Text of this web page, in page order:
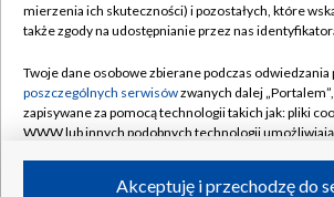
Naziemna Telewizja Cyfrowa
Rada Programowa
System NOS
Informacje o nadawcy
Pomoc
Kontakt
Kanały
mierzenia ich skuteczności) i pozostałych, które
także zgody na udostępnianie przez nas
Twoje dane osobowe zbierane podczas odwiedzania
poszczególnych serwisówzwanych dalej
zapisywane za pomocą technologii takich jak: pliki
WWW lub innych podobnych technologii
ruchu w Internecie.Akceptuję i przechodzę do